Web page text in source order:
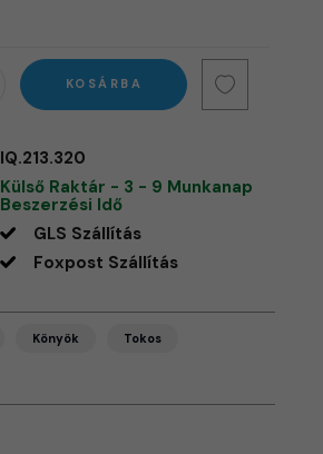
KOSÁRBA
IQ.213.320
Külső Raktár - 3 - 9 Munkanap
Beszerzési Idő
GLS Szállítás
Foxpost Szállítás
Könyök Tokos